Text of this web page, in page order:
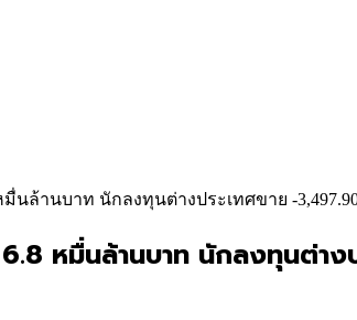
นล้านบาท นักลงทุนต่างประเทศขาย -
หมื่นล้านบาท นักลงทุนต่าง